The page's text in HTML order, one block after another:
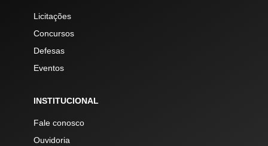
Licitações
Concursos
Defesas
Eventos
INSTITUCIONAL
Fale conosco
Ouvidoria